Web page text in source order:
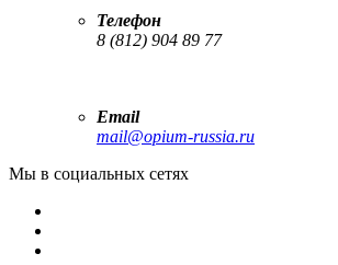
Телефон
8 (812) 904 89 77
Email
mail@opium-russia.ru
Мы в социальных сетях